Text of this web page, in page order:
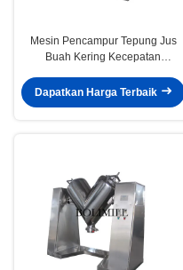
Mesin Pencampur Tepung Jus
Buah Kering Kecepatan
Dapatkan Harga Terbaik